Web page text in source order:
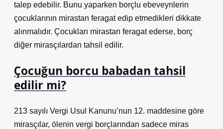
talep edebilir. Bunu yaparken borçlu ebeveynlerin
çocuklarının mirastan feragat edip etmedikleri dikkate
alınmalıdır. Çocukları mirastan feragat ederse, borç
diğer mirasçılardan tahsil edilir.
Çocuğun borcu babadan tahsil
edilir mi?
213 sayılı Vergi Usul Kanunu’nun 12. maddesine göre
mirasçılar, ölenin vergi borçlarından sadece miras